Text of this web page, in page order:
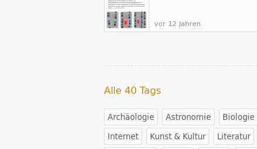
vor 12 Jahren
Alle 40 Tags
Archäologie Astronomie Biologie
Internet
Kunst & Kultur Literatur